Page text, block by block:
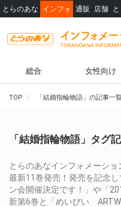
とらのあな インフォ 通販 店舗
総合 女性向け
TOP 「結婚指輪物語」の記事一
「結婚指輪物語」タグ
とらのあなインフォメーシ
最新11巻発売！発売を記念
ン会開催決定です！」や「
新第6巻と「めいびい